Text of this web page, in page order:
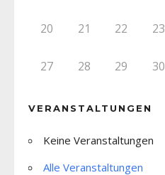
20 21 22 23
27 28 29 30
VERANSTALTUNGEN
Keine Veranstaltungen
Alle Veranstaltungen